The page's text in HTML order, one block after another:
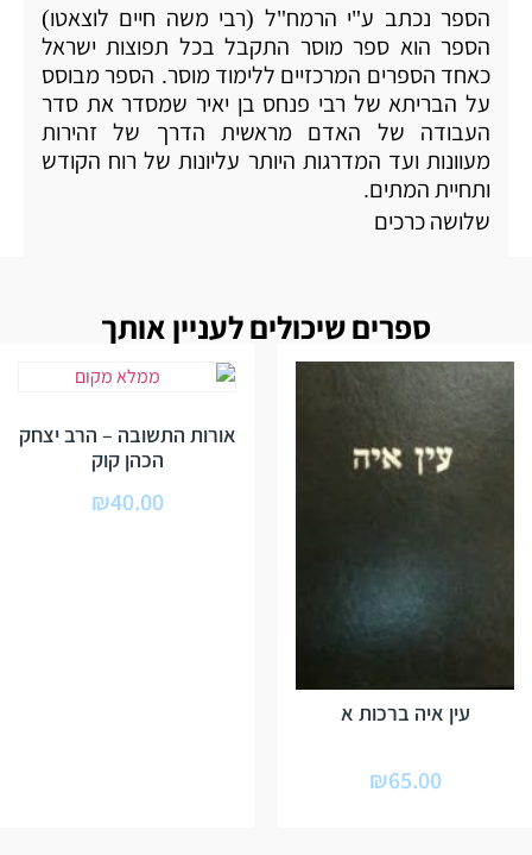
הספר נכתב ע"י הרמח"ל (רבי משה חיים לוצאטו)
הספר הוא ספר מוסר התקבל בכל תפוצות ישראל
כאחד הספרים המרכזיים ללימוד מוסר. הספר מבוסס
על הבריתא של רבי פנחס בן יאיר שמסדר את סדר
העבודה של האדם מראשית הדרך של זהירות
מעוונות ועד המדרגות היותר עליונות של רוח הקודש
ותחיית המתים.
שלושה כרכים
ספרים שיכולים לעניין אותך
עין איה ברכות א
₪65.00
אורות התשובה – הרב יצחק
הכהן קוק
₪40.00